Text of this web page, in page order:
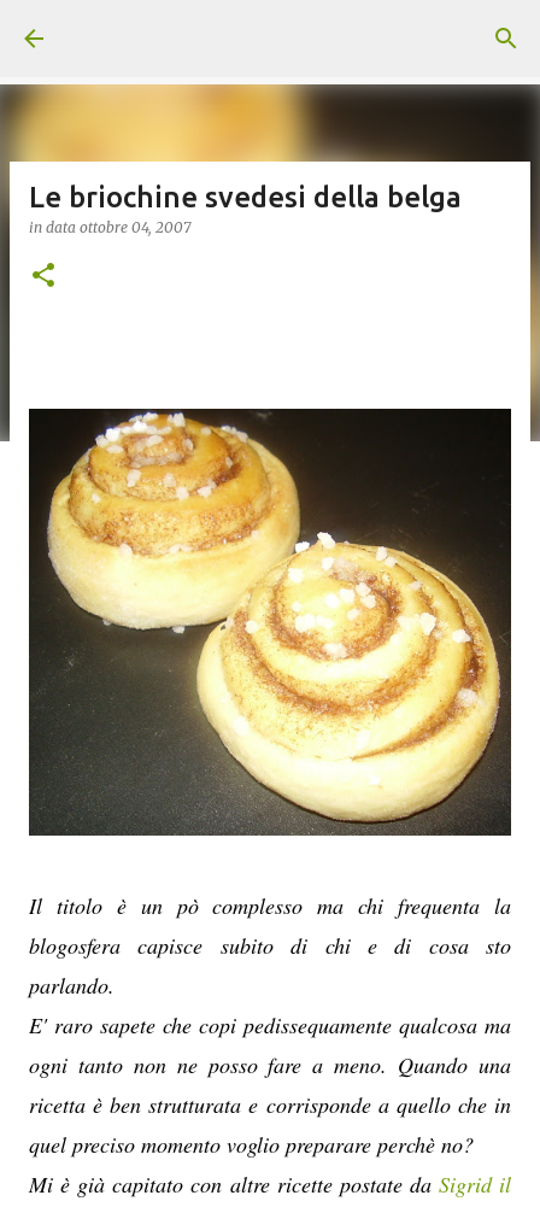
Le briochine svedesi della belga
in data ottobre 04, 2007
Il titolo è un pò complesso ma chi frequenta la
blogosfera capisce subito di chi e di cosa sto
parlando.
E' raro sapete che copi pedissequamente qualcosa ma
ogni tanto non ne posso fare a meno. Quando una
ricetta è ben strutturata e corrisponde a quello che in
quel preciso momento voglio preparare perchè no?
Mi è già capitato con altre ricette postate da Sigrid il